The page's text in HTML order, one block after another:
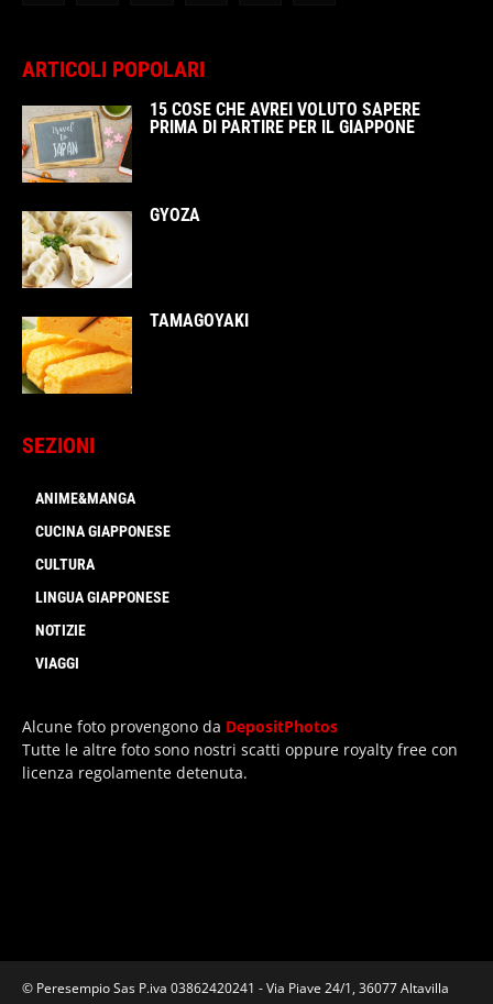
ARTICOLI POPOLARI
15 COSE CHE AVREI VOLUTO SAPERE
PRIMA DI PARTIRE PER IL GIAPPONE
GYOZA
TAMAGOYAKI
SEZIONI
ANIME&MANGA
CUCINA GIAPPONESE
CULTURA
LINGUA GIAPPONESE
NOTIZIE
VIAGGI
Alcune foto provengono da DepositPhotos
Tutte le altre foto sono nostri scatti oppure royalty free con
licenza regolamente detenuta.
© Peresempio Sas P.iva 03862420241 - Via Piave 24/1, 36077 Altavilla